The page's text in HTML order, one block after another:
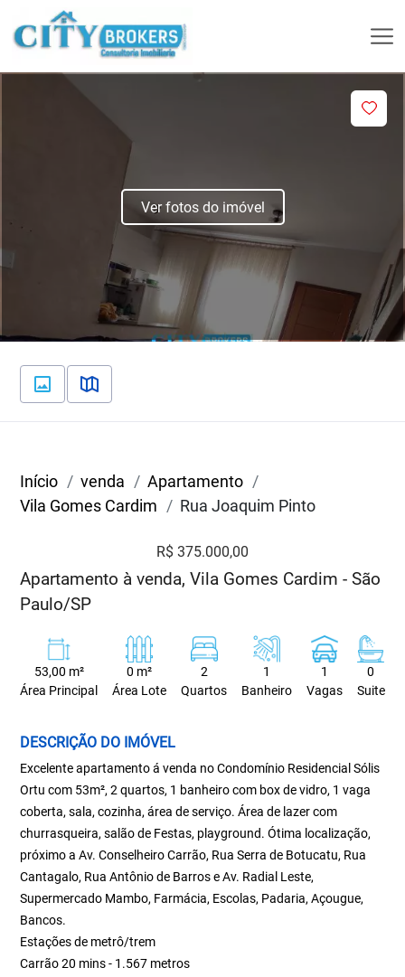
Ver fotos do imóvel
Início venda
Apartamento
Vila Gomes Cardim
Rua Joaquim Pinto
R$ 375.000,00
Apartamento à venda, Vila Gomes Cardim - São
Paulo/SP
53,00 m²
Área Principal
0 m²
Área Lote
2
Quartos
1
Banheiro
1
Vagas
0
Suite
DESCRIÇÃO DO IMÓVEL
Excelente apartamento á venda no Condomínio Residencial Sólis
Ortu com 53m², 2 quartos, 1 banheiro com box de vidro, 1 vaga
coberta, sala, cozinha, área de serviço. Área de lazer com
churrasqueira, salão de Festas, playground. Ótima localização,
próximo a Av. Conselheiro Carrão, Rua Serra de Botucatu, Rua
Cantagalo, Rua Antônio de Barros e Av. Radial Leste,
Supermercado Mambo, Farmácia, Escolas, Padaria, Açougue,
Bancos.
Estações de metrô/trem
Carrão 20 mins - 1.567 metros